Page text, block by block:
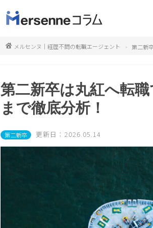
メルセンヌ｜経歴不問の転職エージェント 第二新
第二新卒は丸紅へ転
まで徹底分析！
第二新卒 更新日：2026.05.14